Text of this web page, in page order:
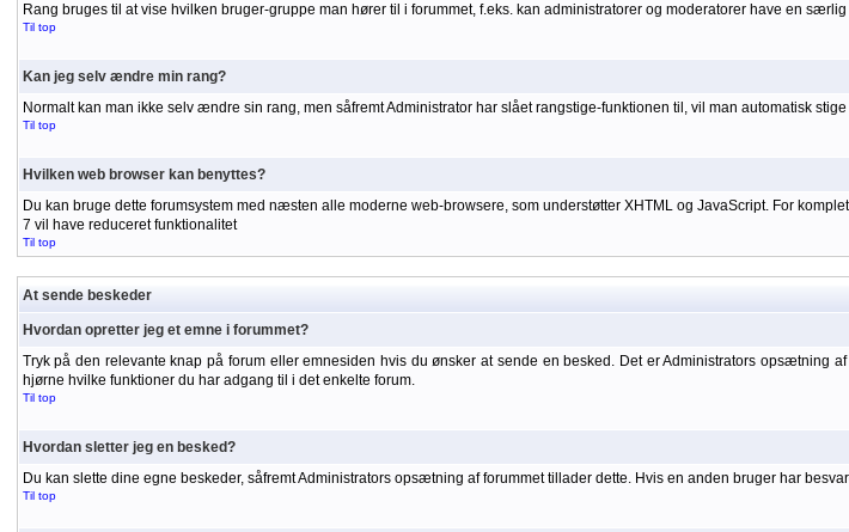
Rang bruges til at vise hvilken bruger-gruppe man hører til i forummet, f.eks. kan administratorer og moderatorer have en
Til top
Kan jeg selv ændre min rang?
Normalt kan man ikke selv ændre sin rang, men såfremt Administrator har slået rangstige-funktionen til, vil man automatisk
Til top
Hvilken web browser kan benyttes?
Du kan bruge dette forumsystem med næsten alle moderne web-browsere, som understøtter XHTML og JavaScript. For
7 vil have reduceret funktionalitet
Til top
At sende beskeder
Hvordan opretter jeg et emne i forummet?
Tryk på den relevante knap på forum eller emnesiden hvis du ønsker at sende en besked. Det er Administrators opsætning
hjørne hvilke funktioner du har adgang til i det enkelte forum.
Til top
Hvordan sletter jeg en besked?
Du kan slette dine egne beskeder, såfremt Administrators opsætning af forummet tillader dette. Hvis en anden bruger har
Til top